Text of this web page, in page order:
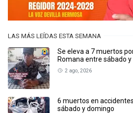
LAS MÁS LEÍDAS ESTA SEMANA
Se eleva a 7 muertos
Romana entre sábado
2 ago, 2026
6 muertos en
sábado y domingo